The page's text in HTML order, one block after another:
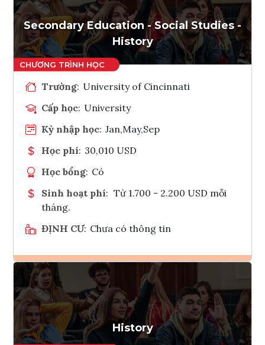
Tham vấn Interlink
Secondary Education - Social Studies -
History
Trường: University of Cincinnati
Cấp học: University
Kỳ nhập học: Jan,May,Sep
Học phí: 30,010 USD
Học bổng: Có
Sinh hoạt phí: Từ 1.700 - 2.200 USD mỗi
tháng.
ĐỊNH CƯ: Chưa có thông tin
Ghi danh
Tham vấn Interlink
History